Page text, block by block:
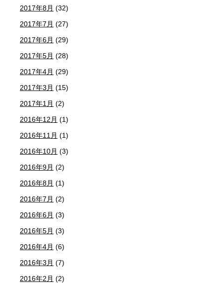
2017年8月 (32)
2017年7月 (27)
2017年6月 (29)
2017年5月 (28)
2017年4月 (29)
2017年3月 (15)
2017年1月 (2)
2016年12月 (1)
2016年11月 (1)
2016年10月 (3)
2016年9月 (2)
2016年8月 (1)
2016年7月 (2)
2016年6月 (3)
2016年5月 (3)
2016年4月 (6)
2016年3月 (7)
2016年2月 (2)